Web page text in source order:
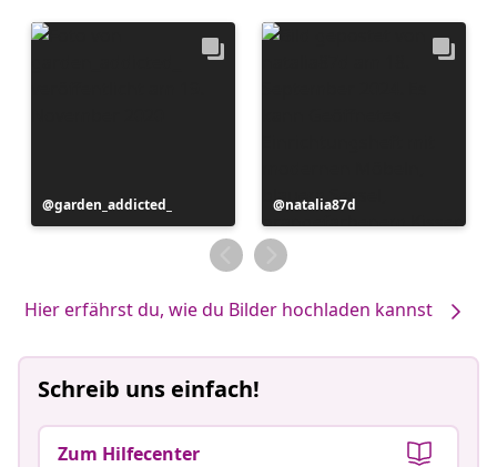
Beitrag
veröffentlicht
garden_addicted_
Beitrag
veröffentlicht
von
natalia87d
Hier erfährst du, wie du Bilder hochladen kannst
Schreib uns einfach!
Zum Hilfecenter